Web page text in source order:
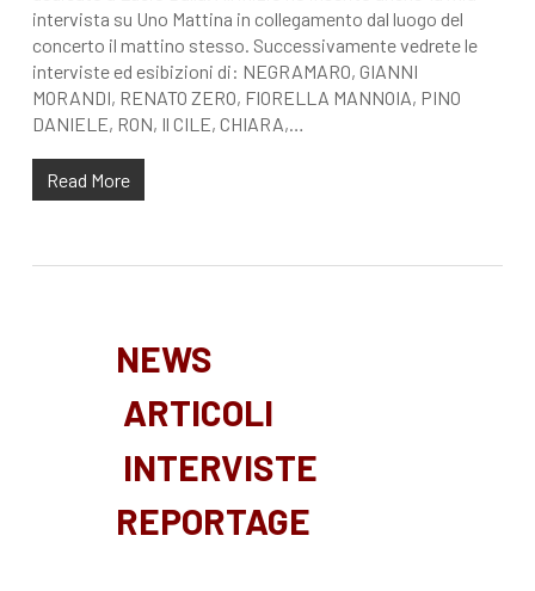
intervista su Uno Mattina in collegamento dal luogo del
concerto il mattino stesso. Successivamente vedrete le
interviste ed esibizioni di: NEGRAMARO, GIANNI
MORANDI, RENATO ZERO, FIORELLA MANNOIA, PINO
DANIELE, RON, Il CILE, CHIARA,…
Read More
NEWS
ARTICOLI
INTERVISTE
REPORTAGE